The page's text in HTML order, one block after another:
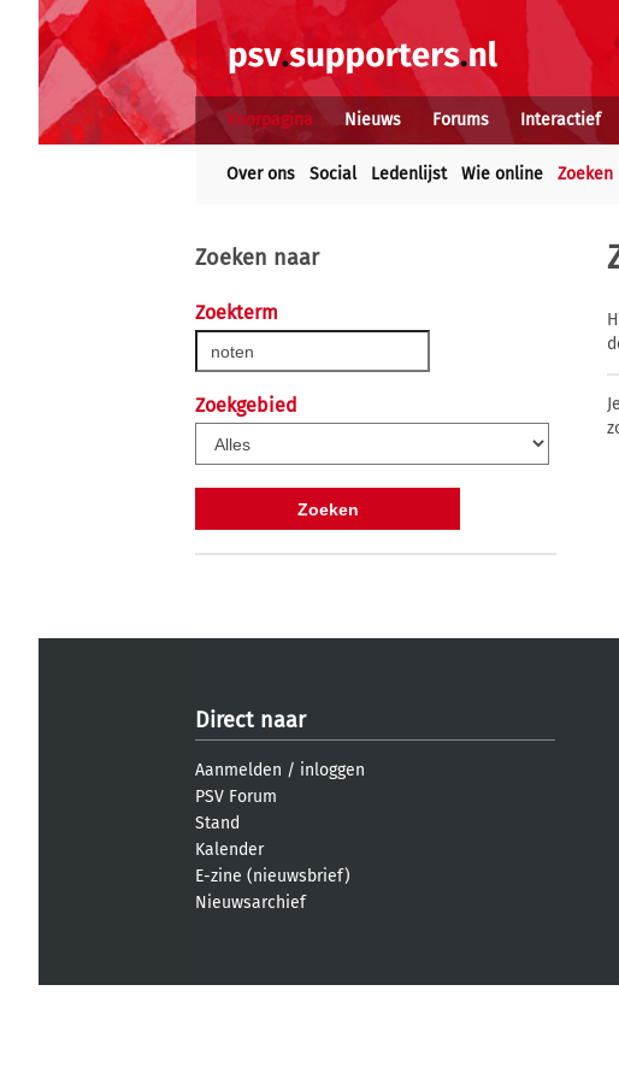
Voorpagina Nieuws Forums Interactief
Over ons Social Ledenlijst Wie online Zoeken
Zoeken naar
Zoekterm
Zoekgebied
Direct naar
Aanmelden / inloggen
PSV Forum
Stand
Kalender
E-zine (nieuwsbrief)
Nieuwsarchief